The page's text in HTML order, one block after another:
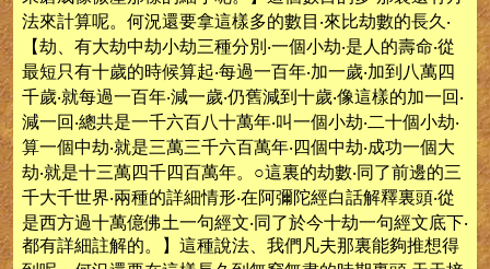
法來計算呢。何況還要拿這樣多的數目‧來比劫數的長久‧
【劫、有大劫中劫小劫三種分別‧一個小劫‧是人的壽命‧從
最短只有十歲的時候算起‧每過一百年‧加一歲‧加到八萬四
千歲‧就每過一百年‧減一歲‧仍舊減到十歲‧像這樣的加一回‧
減一回‧總共是一千六百八十萬年‧叫一個小劫‧二十個小劫‧
算一個中劫‧就是三萬三千六百萬年‧四個中劫‧成功一個大
劫‧就是十三萬四千四百萬年。○這裏的劫數‧同了前邊的三
千大千世界‧兩種的詳細情形‧在阿彌陀經白話解釋裏頭‧從
是西方過十萬億佛土一句經文‧同了於今十劫一句經文底下‧
都有詳細註解的。】這種說法、我們凡夫那裏能夠推想得